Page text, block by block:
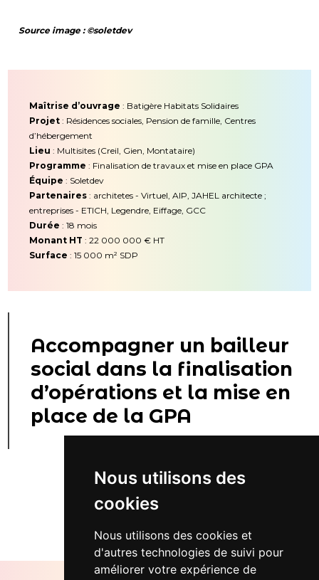
Nous utilisons des
cookies
Nous utilisons des cookies et
d'autres technologies de suivi pour
améliorer votre expérience de
Source image : ©soletdev
Maîtrise d’ouvrage : Batigère Habitats Solidaires
Projet : Résidences sociales, Pension de famille, Centres
d’hébergement
Lieu : Multisites (Creil, Gien, Montataire)
Programme : Finalisation de travaux et mise en place GPA
Équipe : Soletdev
Partenaires : architetes - Virtuel, AIP, JAHEL architecte ;
entreprises - ETICH, Legendre, Eiffage, GCC
Durée : 18 mois
Monant HT : 22 000 000 € HT
Surface : 15 000 m² SDP
Accompagner un bailleur
social dans la finalisation
d’opérations et la mise en
place de la GPA
Retour...